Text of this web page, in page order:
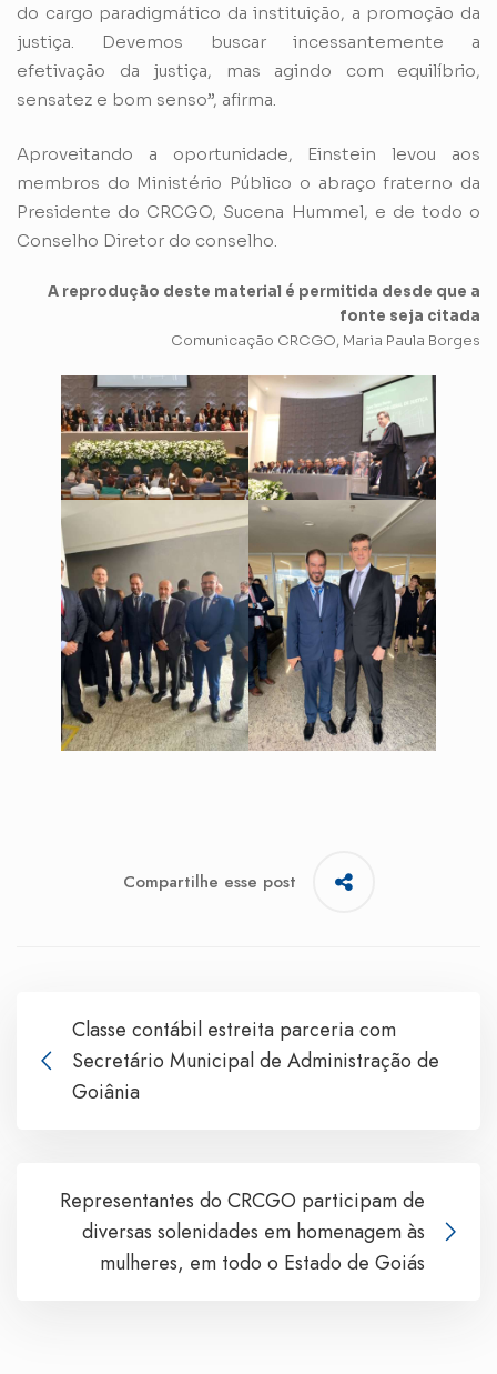
do cargo paradigmático da instituição, a promoção da
justiça. Devemos buscar incessantemente a
efetivação da justiça, mas agindo com equilíbrio,
sensatez e bom senso”, afirma.
Aproveitando a oportunidade, Einstein levou aos
membros do Ministério Público o abraço fraterno da
Presidente do CRCGO, Sucena Hummel, e de todo o
Conselho Diretor do conselho.
A reprodução deste material é permitida desde que a
fonte seja citada
Comunicação CRCGO, Maria Paula Borges
Compartilhe esse post
Classe contábil estreita parceria com
Secretário Municipal de Administração de
Goiânia
Representantes do CRCGO participam de
diversas solenidades em homenagem às
mulheres, em todo o Estado de Goiás